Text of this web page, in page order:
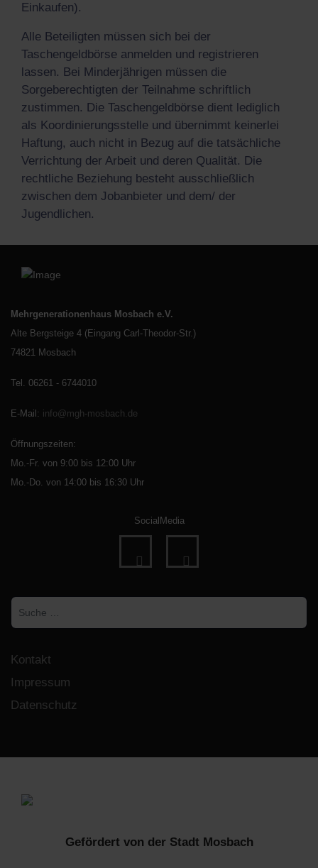
Einkaufen).
Alle Beteiligten müssen sich bei der
Taschengeldbörse anmelden und registrieren
lassen. Bei Minderjährigen müssen die
Sorgeberechtigten der Teilnahme schriftlich
zustimmen. Die Taschengeldbörse dient lediglich
als Koordinierungsstelle und übernimmt keinerlei
Haftung, auch nicht in Bezug auf die tatsächliche
Verrichtung der Arbeit und deren Qualität. Die
rechtliche Beziehung besteht ausschließlich
zwischen dem Jobanbieter und dem/ der
Jugendlichen.
Mehrgenerationenhaus Mosbach e.V.
Alte Bergsteige 4 (Eingang Carl-Theodor-Str.)
74821 Mosbach
Tel. 06261 - 6744010
E-Mail : info@mgh-mosbach.de
Öffnungszeiten:
Mo.-Fr. von 9:00 bis 12:00 Uhr
Mo.-Do. von 14:00 bis 16:30 Uhr
SocialMedia
fa-
fa-
Suchen
Kontakt
Impressum
Datenschutz
Gefördert von der Stadt Mosbach